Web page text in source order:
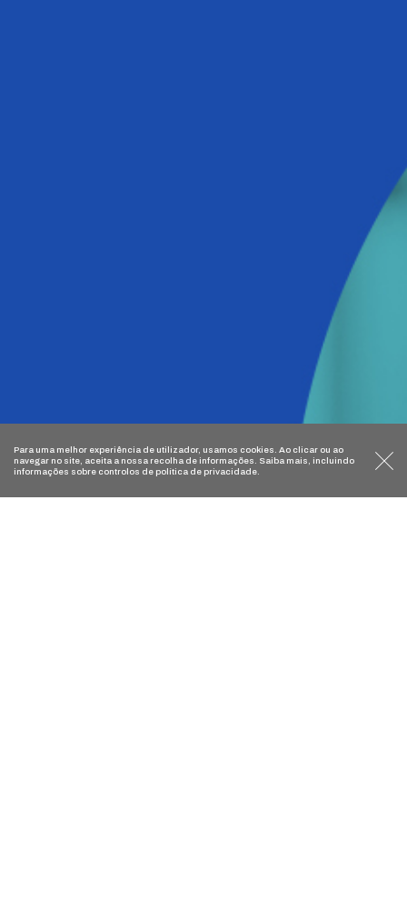
Para uma melhor experiência de utilizador, usamos cookies . Ao clicar ou ao
navegar no site, aceita a nossa recolha de informações. Saiba mais, incluindo
informações sobre controlos de política de privacidade